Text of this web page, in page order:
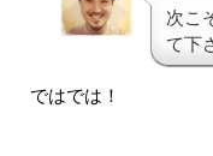
次こ
て下
ではでは！